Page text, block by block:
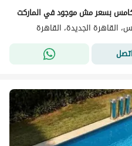
بسعر مش موجود في الماركت
القاهرة الجديدة، القاهرة
اتصل